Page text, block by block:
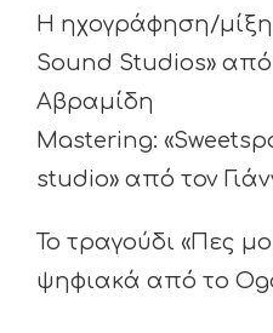
Η ηχογράφηση/μίξη
Sound Studios» από
Αβραμίδη
Mastering:
studio» από τον
Το τραγούδι «Πες
ψηφιακά από το